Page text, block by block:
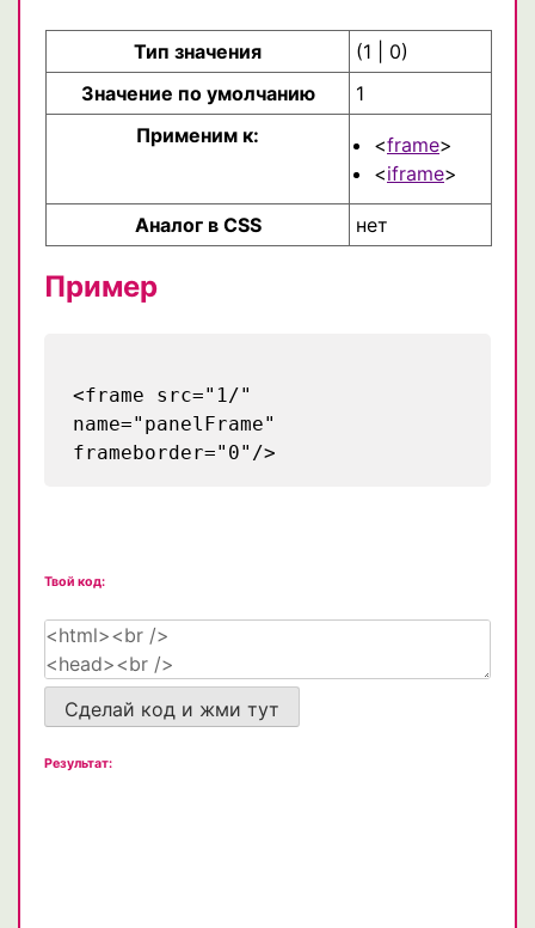
Тип значения
(1 | 0)
Значение по умолчанию
1
Применим к:
<frame>
<iframe>
Аналог в CSS нет
Пример
<frame src="1/"
name="panelFrame"
frameborder="0"/>
Твой код:
Сделай код и жми тут
Результат: